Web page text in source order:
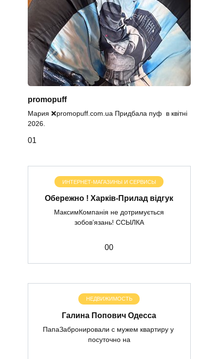
promopuff
Мария ❌promopuff.com.uа Придбала пуф в квітні
2026.
01
ИНТЕРНЕТ-МАГАЗИНЫ И СЕРВИСЫ
Обережно ! Харків-Прилад відгук
МаксимКомпанія не дотримується
зобов’язань! ССЫЛКА
00
НЕДВИЖИМОСТЬ
Галина Попович Одесса
ПапаЗабронировали с мужем квартиру у
посуточно на